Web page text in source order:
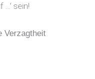
…‘ sein!
Verzagtheit